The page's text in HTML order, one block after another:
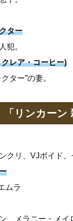
ター
犯。
レア・コーヒー)
ター”の妻。
「リンカー
クリ、VJボイド
ムラ
、メラニー・メ